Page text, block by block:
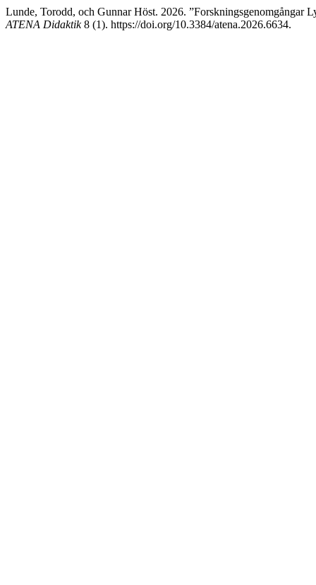
Lunde, Torodd, och Gunnar Höst. 2026. ”Forskningsgenomgångar
ATENA Didaktik8 (1). https://doi.org/10.3384/atena.2026.6634.